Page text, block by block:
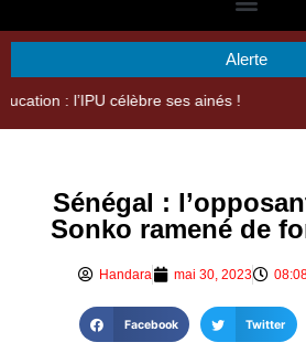
Alerte
Sénégal :
Sonko ramené de
Handara mai 30, 2023
Facebook Twitter